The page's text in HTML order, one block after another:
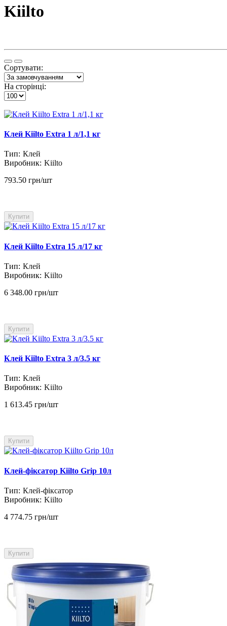
Kiilto
Сортувати:
На сторінці:
Клей Kiilto Extra 1 л/1,1 кг
Тип: Клей
Виробник: Kiilto
793.50 грн/шт
Купити
Клей Kiilto Extra 15 л/17 кг
Тип: Клей
Виробник: Kiilto
6 348.00 грн/шт
Купити
Клей Kiilto Extra 3 л/3.5 кг
Тип: Клей
Виробник: Kiilto
1 613.45 грн/шт
Купити
Клей-фіксатор Kiilto Grip 10л
Тип: Клей-фіксатор
Виробник: Kiilto
4 774.75 грн/шт
Купити